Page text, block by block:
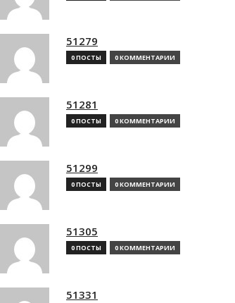
51279
0 ПОСТЫ 0 КОММЕНТАРИИ
51281
0 ПОСТЫ 0 КОММЕНТАРИИ
51299
0 ПОСТЫ 0 КОММЕНТАРИИ
51305
0 ПОСТЫ 0 КОММЕНТАРИИ
51331